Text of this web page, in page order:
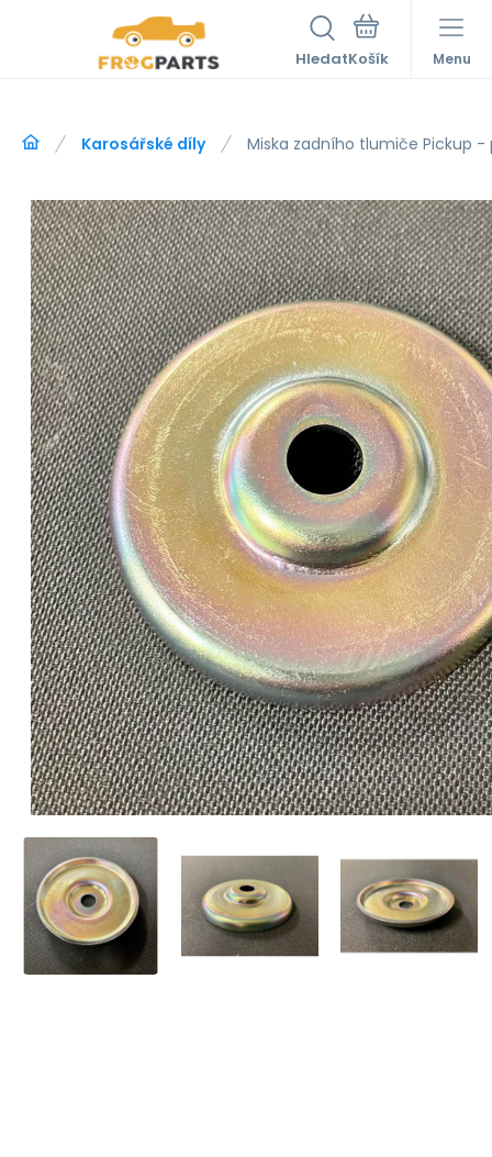
Hledat Menu
Karosářské díly Miska zadního tlumiče Pickup -